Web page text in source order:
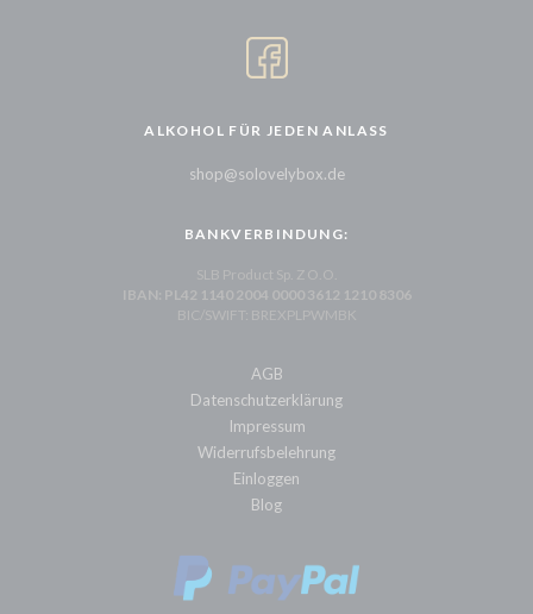
ALKOHOL FÜR JEDEN ANLASS
shop@solovelybox.de
BANKVERBINDUNG:
SLB Product Sp. Z O.O.
IBAN: PL42 1140 2004 0000 3612 1210 8306
BIC/SWIFT: BREXPLPWMBK
AGB
Datenschutzerklärung
Impressum
Widerrufsbelehrung
Einloggen
Blog